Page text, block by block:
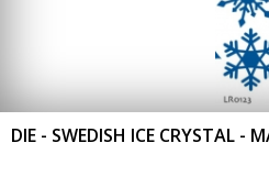
DIE - SWEDISH ICE CRYSTAL -